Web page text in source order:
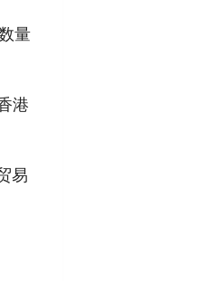
量
港
易